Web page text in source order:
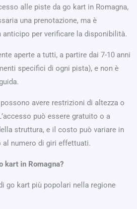
alle piste da go kart in Romagna,
una prenotazione, ma è
per verificare la disponibilità.
aperte a tutti, a partire dai 7-10 anni
specifici di ogni pista), e non è
avere restrizioni di altezza o
può essere gratuito o a
struttura, e il costo può variare in
al numero di giri effettuati.
kart in Romagna?
go kart più popolari nella regione